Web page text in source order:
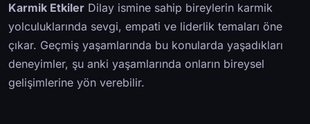
Karmik Etkiler Dilay ismine sahip bireylerin karmik
yolculuklarında sevgi, empati ve liderlik temaları öne
çıkar. Geçmiş yaşamlarında bu konularda yaşadıkları
deneyimler, şu anki yaşamlarında onların bireysel
gelişimlerine yön verebilir.